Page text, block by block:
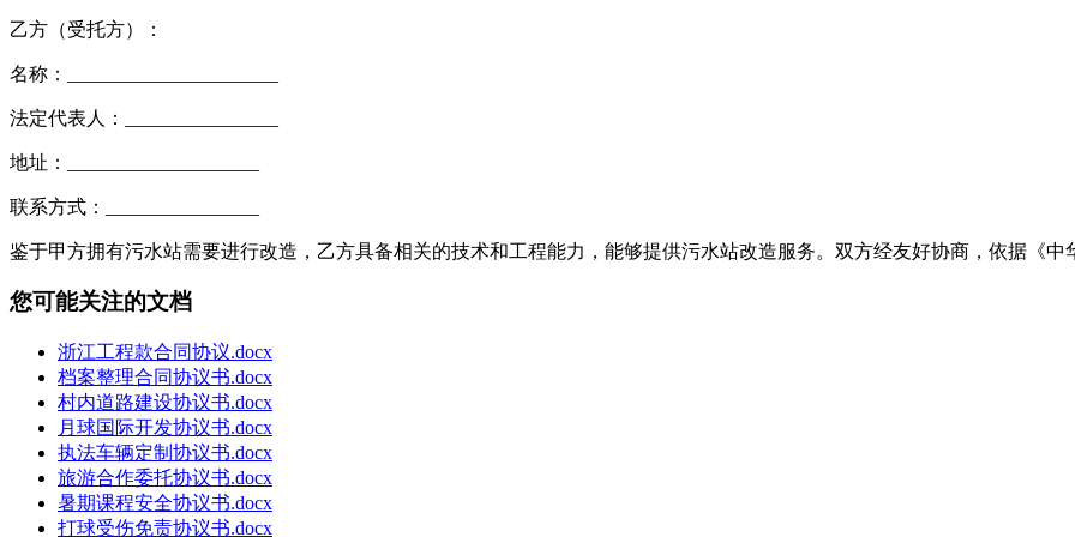
乙方（受托方）：
名称：______________________
法定代表人：________________
地址：____________________
联系方式：________________
鉴于甲方拥有污水站需要进行改造，乙方具备相关的技术和工程能力，能够提供污水站改造服务。双方经友好协商，依据《中
您可能关注的文档
浙江工程款合同协议.docx
档案整理合同协议书.docx
村内道路建设协议书.docx
月球国际开发协议书.docx
执法车辆定制协议书.docx
旅游合作委托协议书.docx
暑期课程安全协议书.docx
打球受伤免责协议书.docx